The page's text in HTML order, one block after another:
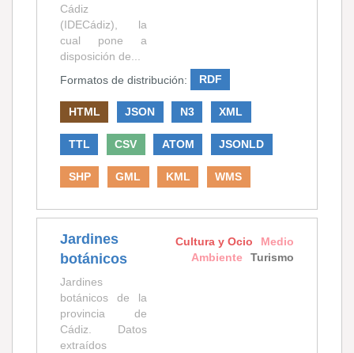
Cádiz
(IDECádiz), la
cual pone a
disposición de...
Formatos de distribución: RDF
HTML JSON N3 XML
TTL CSV ATOM JSONLD
SHP GML KML WMS
Jardines
botánicos
Cultura y Ocio
Medio
Ambiente
Turismo
Jardines
botánicos de la
provincia de
Cádiz. Datos
extraídos